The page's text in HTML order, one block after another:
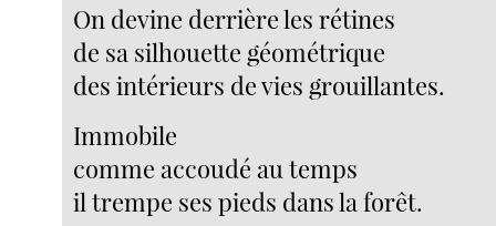
On devine derrière les rétines
de sa silhouette géométrique
des intérieurs de vies grouillantes.
Immobile
comme accoudé au temps
il trempe ses pieds dans la forêt.